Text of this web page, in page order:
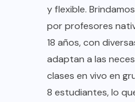
y flexible.
por profesores
18 años, con
adaptan a las
clases en vivo en
8 estudiantes, lo